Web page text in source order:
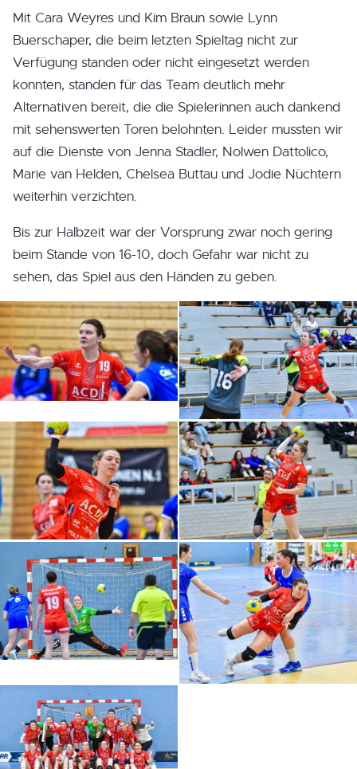
Mit Cara Weyres und Kim Braun sowie Lynn
Buerschaper, die beim letzten Spieltag nicht zur
Verfügung standen oder nicht eingesetzt werden
konnten, standen für das Team deutlich mehr
Alternativen bereit, die die Spielerinnen auch dankend
mit sehenswerten Toren belohnten. Leider mussten wir
auf die Dienste von Jenna Stadler, Nolwen Dattolico,
Marie van Helden, Chelsea Buttau und Jodie Nüchtern
weiterhin verzichten.
Bis zur Halbzeit war der Vorsprung zwar noch gering
beim Stande von 16-10, doch Gefahr war nicht zu
sehen, das Spiel aus den Händen zu geben.